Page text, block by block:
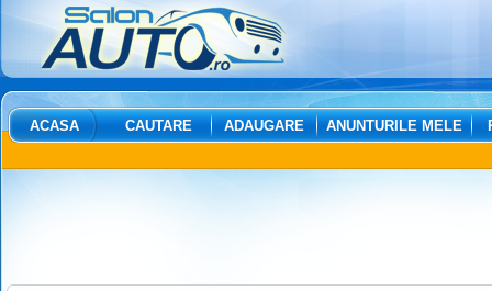
ACASA CAUTARE ADAUGARE ANUNTURILE MELE